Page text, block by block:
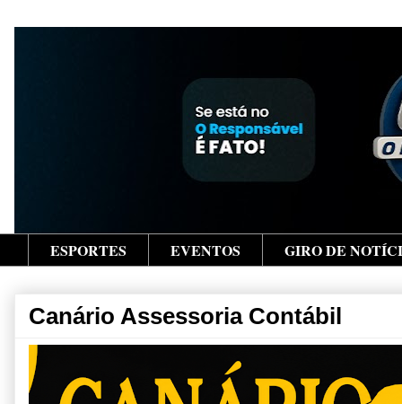
ESPORTES EVENTOS GIRO DE
Canário Assessoria Contábil